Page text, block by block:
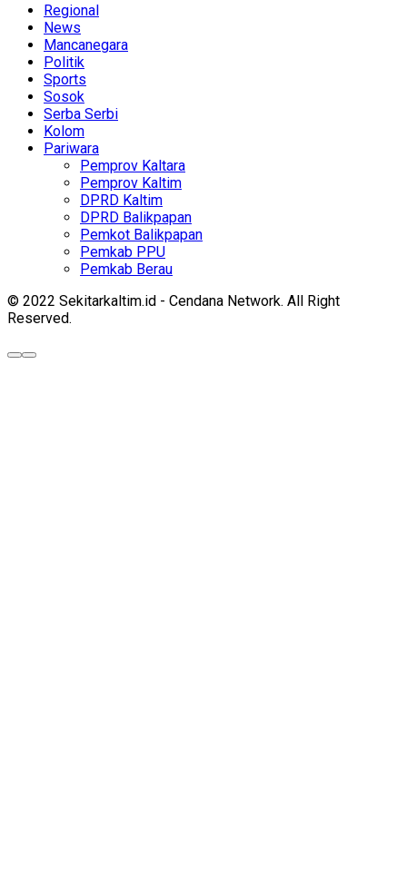
Regional
News
Mancanegara
Politik
Sports
Sosok
Serba Serbi
Kolom
Pariwara
Pemprov Kaltara
Pemprov Kaltim
DPRD Kaltim
DPRD Balikpapan
Pemkot Balikpapan
Pemkab PPU
Pemkab Berau
© 2022 Sekitarkaltim.id - Cendana Network. All Right
Reserved.